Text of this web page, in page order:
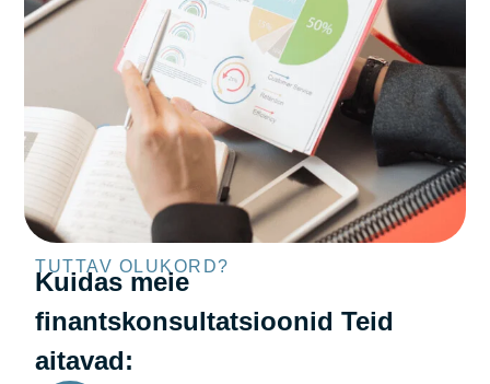
TUTTAV OLUKORD?
Kuidas meie
finantskonsultatsioonid Teid
aitavad: